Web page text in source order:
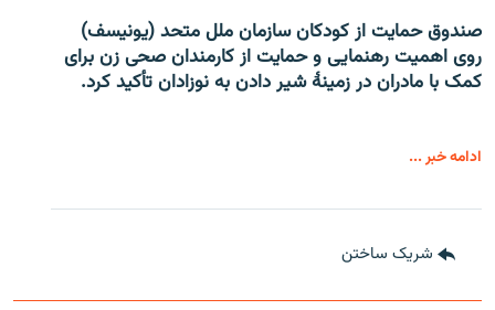
صندوق حمایت از کودکان سازمان ملل متحد (یونیسف)
روی اهمیت رهنمایی و حمایت از کارمندان صحی زن برای
کمک با مادران در زمینۀ شیر دادن به نوزادان تأکید کرد.
ادامه خبر ...
شریک ساختن